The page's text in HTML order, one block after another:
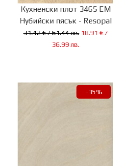
Кухненски плот 3465 EM
Нубийски пясък - Resopal
31.42 € / 61.44 лв. 18.91 € /
36.99 лв.
-35%